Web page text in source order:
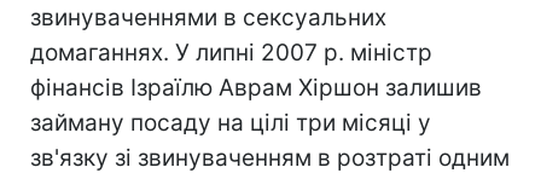
звинуваченнями в сексуальних
домаганнях. У липні 2007 р. міністр
фінансів Ізраїлю Аврам Хіршон залишив
займану посаду на цілі три місяці у
зв'язку зі звинуваченням в розтраті одним